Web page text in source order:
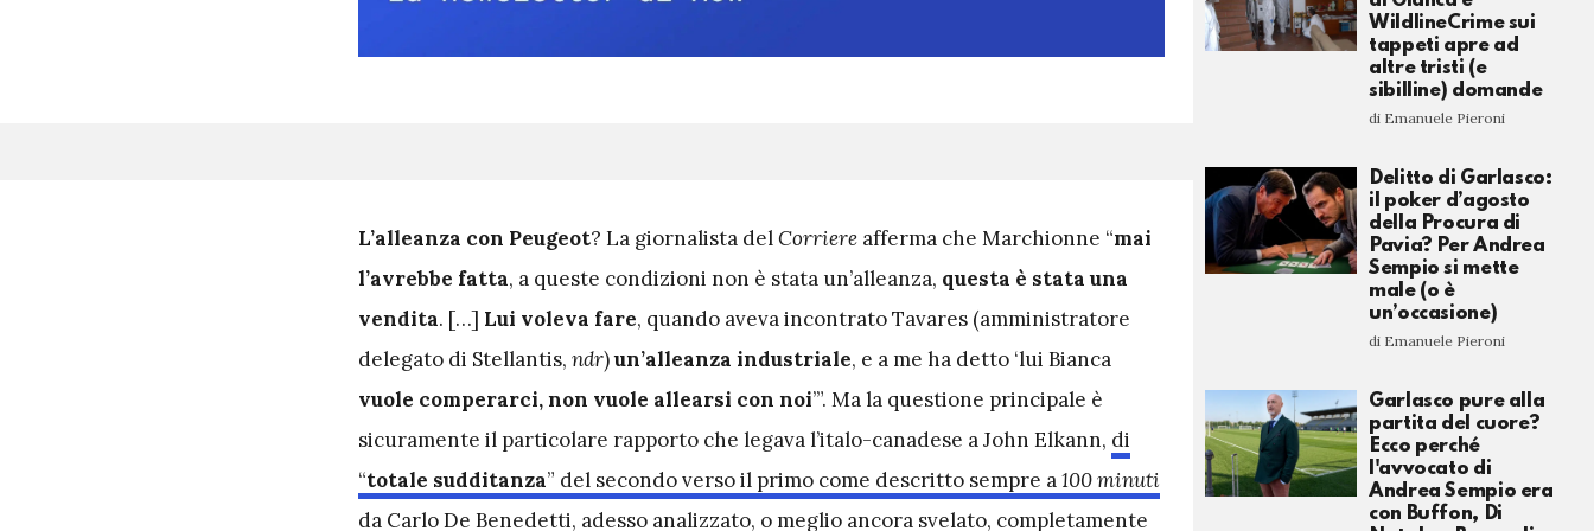
L’alleanza con Peugeot? La giornalista delCorriere afferma che Marchionne “mai
l’avrebbe fatta, a queste condizioni non è stata un’alleanza, questa è stata una
vendita. […] Lui voleva fare, quando aveva incontrato Tavares (amministratore
delegato di Stellantis, ndr)un’alleanza industriale, e a me ha detto ‘lui Bianca
vuole comperarci, non vuole allearsi con noi’”. Ma la questione principale è
sicuramente il particolare rapporto che legava l’italo-canadese a John Elkann, di
“totale sudditanza” del secondo verso il primo come descritto sempre a100 minuti
da Carlo De Benedetti, adesso analizzato, o meglio ancora svelato, completamente
WildlineCrime sui
tappeti apre ad
altre tristi (e
sibilline) domande
di Emanuele Pieroni
Delitto di Garlasco:
il poker d’agosto
della Procura di
Pavia? Per Andrea
Sempio si mette
male (o è
un’occasione)
di Emanuele Pieroni
Garlasco pure alla
partita del cuore?
Ecco perché
l'avvocato di
Andrea Sempio era
con Buffon, Di